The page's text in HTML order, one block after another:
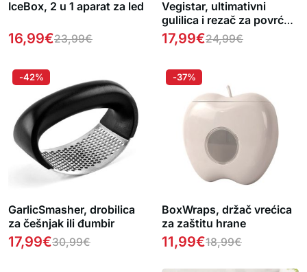
IceBox, 2 u 1 aparat za led
16,99€23,99€
Vegistar, ultimativni
gulilica i rezač za povrće i
voće + BESPLATNA e-
knjiga s receptima
17,99€24,99€
GarlicSmasher, drobilica
za češnjak ili đumbir
17,99€30,99€
-42%
BoxWraps, držač vrećica
za zaštitu hrane
11,99€18,99€
-37%